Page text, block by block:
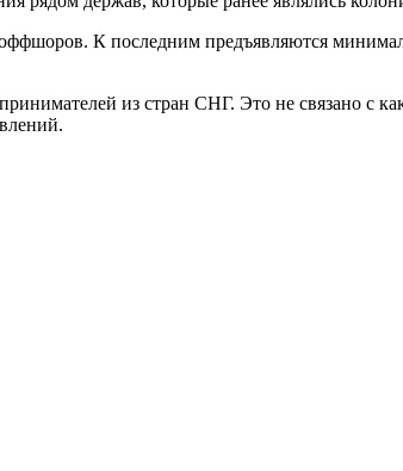
К последним предъявляются
из стран СНГ. Это не связано с